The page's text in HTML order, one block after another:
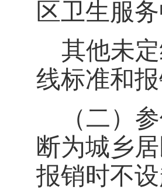
区卫生服务
其他未
线标准和
（二）
断为城乡
报销时不